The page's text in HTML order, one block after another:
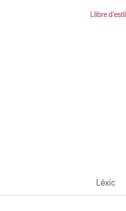
Llibre d'estil
Lèxic